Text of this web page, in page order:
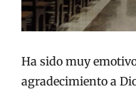
Ha sido muy
agradecimiento a